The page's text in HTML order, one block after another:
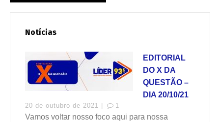
Notícias
EDITORIAL
DO X DA
QUESTÃO –
DIA 20/10/21
20 de outubro de 2021 | 1
Vamos voltar nosso foco aqui para nossa